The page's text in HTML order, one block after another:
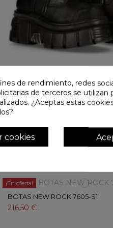
BOTAS NEW ROCK M-
185,00 € 225,00 €
BOTAS NEW ROCK M-
¡En oferta!
BOTAS NEW ROCK 7605-S1
216,50 €
de rendimiento, redes
de terceros se utilizan
¿Aceptas estas
cookies